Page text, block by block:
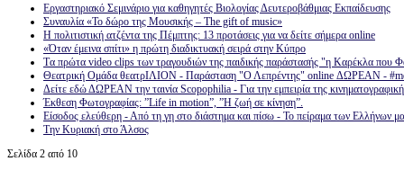
Εργαστηριακό Σεμινάριο για καθηγητές Βιολογίας Δευτεροβάθμιας Εκπαίδευσης
Συναυλία «Το δώρο της Μουσικής – The gift of music»
Η πολιτιστική ατζέντα της Πέμπτης: 13 προτάσεις για να δείτε σήμερα online
«Όταν έμεινα σπίτι» η πρώτη διαδικτυακή σειρά στην Κύπρο
Tα πρώτα video clips των τραγουδιών της παιδικής παράστασής "η Καρέκλα που
Θεατρική Ομάδα θεατρΙΛΙΟΝ - Παράσταση "Ο Λεπρέντης" online ΔΩΡΕΑΝ -
Δείτε εδώ ΔΩΡΕΑΝ την ταινία Scopophilia - Για την εμπειρία της
Έκθεση Φωτογραφίας: ”Life in motion”, ”Η ζωή σε κίνηση”.
Eίσοδος ελεύθερη - Από τη γη στο διάστημα και πίσω - Το πείραμα των Ελλήνων
Την Κυριακή στο Άλσος
Σελίδα 2 από 10